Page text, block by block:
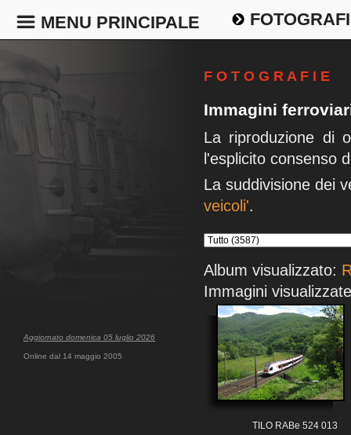
MENU PRINCIPALE
Aggiornato domenica 05 luglio 2026
Online dal 14 maggio 2005
F O T O G R A F I E
Immagini
La riproduzione di
l'esplicito consenso
La suddivisione dei
veicoli'.
Album visualizzato:
Immagini
TILO RABe 524 013